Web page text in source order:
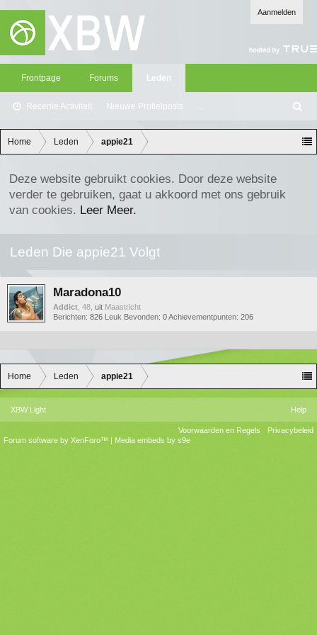
Aanmelden
Frontpage Forums Leden
Recente Activiteit Nieuwe Profielposts ...
oe
ke
n
Home Leden appie21
Deze website gebruikt cookies. Door deze website
verder te gebruiken, gaat u akkoord met ons gebruik
van cookies. Leer Meer.
Leden Die appie21 Volgt
Maradona10
Addict , 48, uit Maastricht
Berichten: 826 Leuk Bevonden: 0Achievementpunten: 206
Home Leden appie21
XBW Light Help
Voorwaarden en Regels
Privacybeleid
Forum software by XenForo™ | Media embeds by s9e